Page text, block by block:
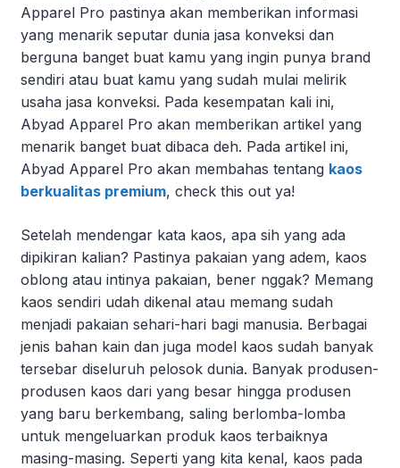
Apparel Pro pastinya akan memberikan informasi
yang menarik seputar dunia jasa konveksi dan
berguna banget buat kamu yang ingin punya brand
sendiri atau buat kamu yang sudah mulai melirik
usaha jasa konveksi. Pada kesempatan kali ini,
Abyad Apparel Pro akan memberikan artikel yang
menarik banget buat dibaca deh. Pada artikel ini,
Abyad Apparel Pro akan membahas tentang kaos
berkualitas premium, check this out ya!
Setelah mendengar kata kaos, apa sih yang ada
dipikiran kalian? Pastinya pakaian yang adem, kaos
oblong atau intinya pakaian, bener nggak? Memang
kaos sendiri udah dikenal atau memang sudah
menjadi pakaian sehari-hari bagi manusia. Berbagai
jenis bahan kain dan juga model kaos sudah banyak
tersebar diseluruh pelosok dunia. Banyak produsen-
produsen kaos dari yang besar hingga produsen
yang baru berkembang, saling berlomba-lomba
untuk mengeluarkan produk kaos terbaiknya
masing-masing. Seperti yang kita kenal, kaos pada